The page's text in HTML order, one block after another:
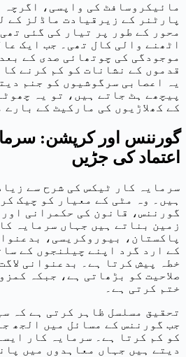
مائیکروسافٹ کی واپسی، اگرچہ
پارٹنر کے زیرقیادت ماڈلز کے
محور کے طور پر تیار کی گئی
اٹھنے والی کال تھی۔ جب ایک
موجودگی کی چوتھائی صدی کے
قدموں کے نشانات کو کم کرنے
یہ اعصابی سرگوشیوں کو جنم
پیچھے ہٹ جاتے ہیں، تو یہ
کے کھلاڑیوں کی مارکیٹ کے
گورننس اور کرپشن:
اعتماد کی جڑیں
سرمایہ کار ٹیکس کی شرح سے
ہیں۔ وہ مٹی کے معیار کو چیک
گورننس، قانون کی حکمرانی
زمین بناتے ہیں جہاں سرمایہ
پاکستان، بیوروکریسی،
کے ارد گرد اپنے چیلنجوں کے
خطہ پیش کرتا ہے۔ بدعنوانی
صلاحیت کو بڑھاتی ہے، جبکہ
ختم کرتی ہے۔
تحقیق مسلسل ظاہر کرتی ہے کہ
جب گورننس کے مسائل میں الجھ
کو کم کرتا ہے۔ سرمایہ کار
دیتے ہیں جہاں معاہدوں میں